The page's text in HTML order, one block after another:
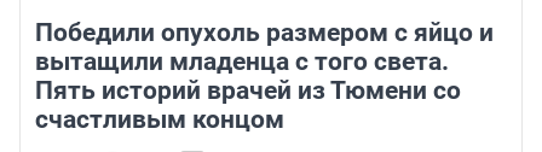
Победили опухоль размером с яйцо и
вытащили младенца с того света.
Пять историй врачей из Тюмени со
счастливым концом